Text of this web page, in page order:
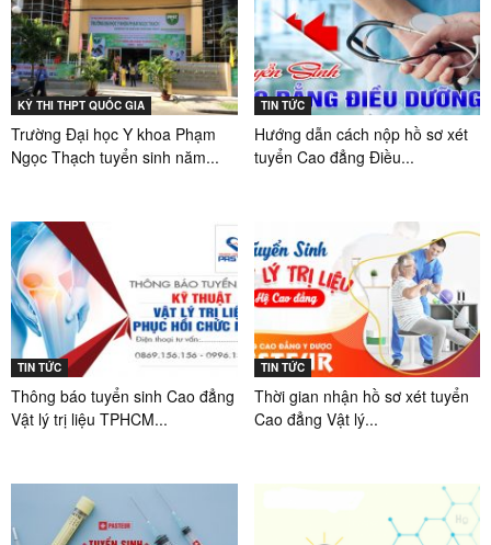
KỲ THI THPT QUỐC GIA
Trường Đại học Y khoa Phạm
Ngọc Thạch tuyển sinh năm...
TIN TỨC
Hướng dẫn cách nộp hồ sơ xét
tuyển Cao đẳng Điều...
TIN TỨC
Thông báo tuyển sinh Cao đẳng
Vật lý trị liệu TPHCM...
TIN TỨC
Thời gian nhận hồ sơ xét tuyển
Cao đẳng Vật lý...